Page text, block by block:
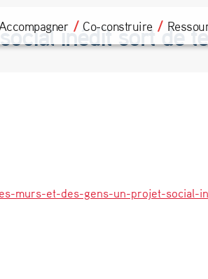
Accompagner Co-construire
inédit sort de
murs-et-des-gens-un-projet-social-